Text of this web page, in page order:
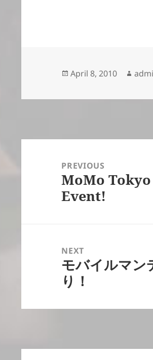
Posted
April 8, 2010
navigationPREVIOUS
Previous
post:
MoMo Tokyo
Event!
NEXT
Next
post:
モバイルマン
り！